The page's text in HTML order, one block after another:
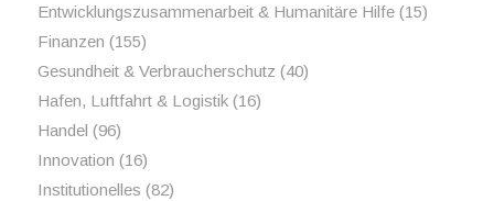
Entwicklungszusammenarbeit & Humanitäre Hilfe(15)
Finanzen (155)
Gesundheit & Verbraucherschutz (40)
Hafen, Luftfahrt & Logistik(16)
Handel (96)
Innovation (16)
Institutionelles (82)